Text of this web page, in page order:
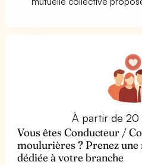
À partir de
Vous êtes Conducteur /
moulurières ? Prenez
dédiée à votre branche